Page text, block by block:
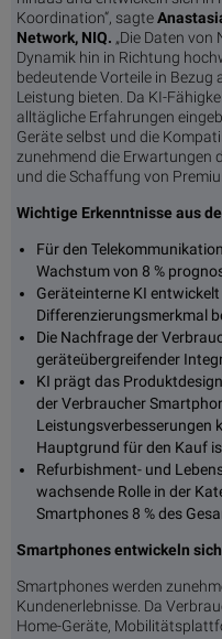
Koordination“, sagte
Network, NIQ. „Die Daten
Dynamik hin in Richtung
bedeutende Vorteile in
Leistung bieten. Da KI-
alltägliche Erfahrungen
Geräte selbst und die
zunehmend die Erwartungen
und die Schaffung von
Wichtige Erkenntnisse aus
Für den
Wachstum von 8 %
Geräteinterne KI
Differenzierungsmerkmal
Die Nachfrage der
geräteübergreifender
KI prägt das
der Verbraucher
Leistungsverbesserungen
Hauptgrund für den Kauf
Refurbishment- und
wachsende Rolle in der
Smartphones 8 % des
Smartphones entwickeln
Smartphones werden
Kundenerlebnisse. Da
Home-Geräte,